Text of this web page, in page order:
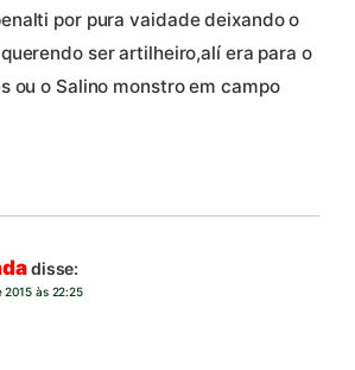
por pura vaidade deixando o
ser artilheiro,alí era para o
ou o Salino monstro em campo
disse:
2015 às 22:25